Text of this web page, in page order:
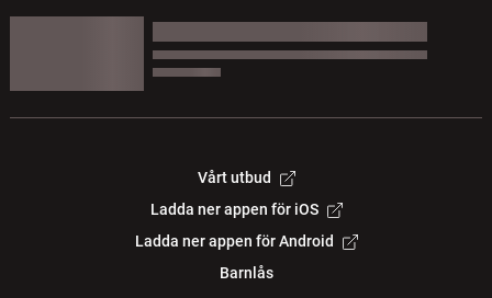
Vårt utbud
Ladda ner appen för iOS
Ladda ner appen för Android
Barnlås